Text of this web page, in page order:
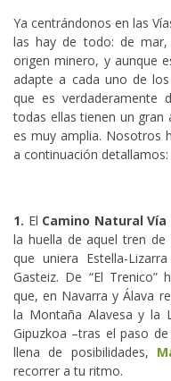
Ya centrándonos en las
las hay de todo: de
origen minero, y aunque
adapte a cada uno de
que es verdaderamente
todas ellas tienen un
es muy amplia. Nosotros
a continuación detallamos:
1. El Camino Natural Vía
la huella de aquel tren
que uniera Estella-
Gasteiz. De “El Trenico”
que, en Navarra y Álava
la Montaña Alavesa y la
Gipuzkoa –tras el paso
llena de posibilidades,
recorrer a tu ritmo.